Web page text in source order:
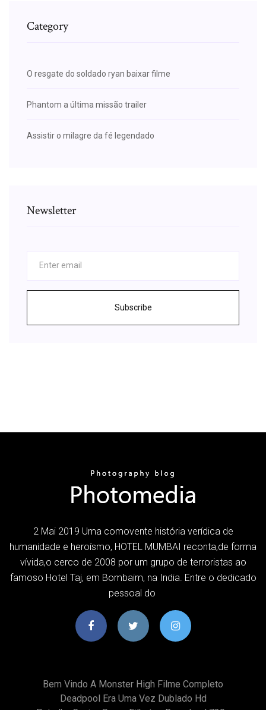
Category
O resgate do soldado ryan baixar filme
Phantom a última missão trailer
Assistir o milagre da fé legendado
Newsletter
Subscribe
2 Mai 2019 Uma comovente história verídica de
humanidade e heroísmo, HOTEL MUMBAI reconta,de forma
vívida,o cerco de 2008 por um grupo de terroristas ao
famoso Hotel Taj, em Bombaim, na India. Entre o dedicado
pessoal do
Bem Vindo A Monster High Filme Completo
Deadpool Era Uma Vez Dublado Hd